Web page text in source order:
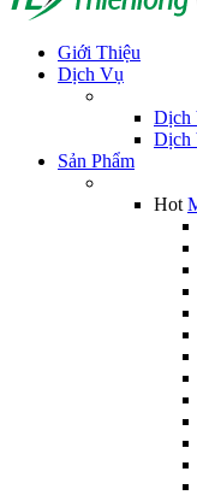
Giới Thiệu
Dịch Vụ
Dịch
Dịch
Sản Phẩm
Hot